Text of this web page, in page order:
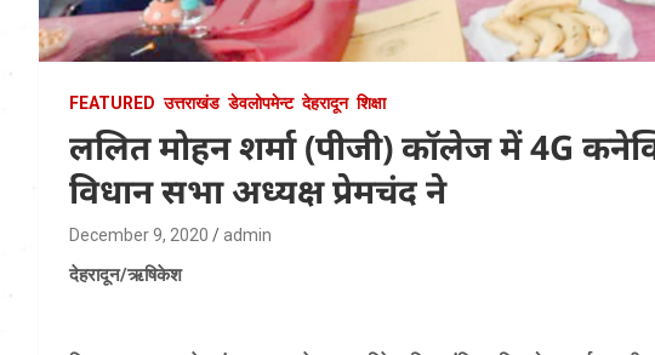
FEATURED उत्तराखंड डेवलोपमेन्ट देहरादून शिक्षा
ललित मोहन शर्मा (पीजी) कॉलेज में 4G
विधान सभा अध्यक्ष प्रेमचंद ने
December 9, 2020 admin
देहरादून/ऋषिकेश